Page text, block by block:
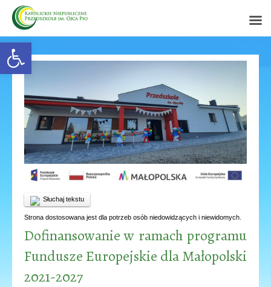
Open toolbar
Słuchaj tekstu
Strona dostosowana jest dla potrzeb osób niedowidzących i niewidomych.
Dofinansowanie w ramach programu
Fundusze Europejskie dla Małopolski
2021-2027